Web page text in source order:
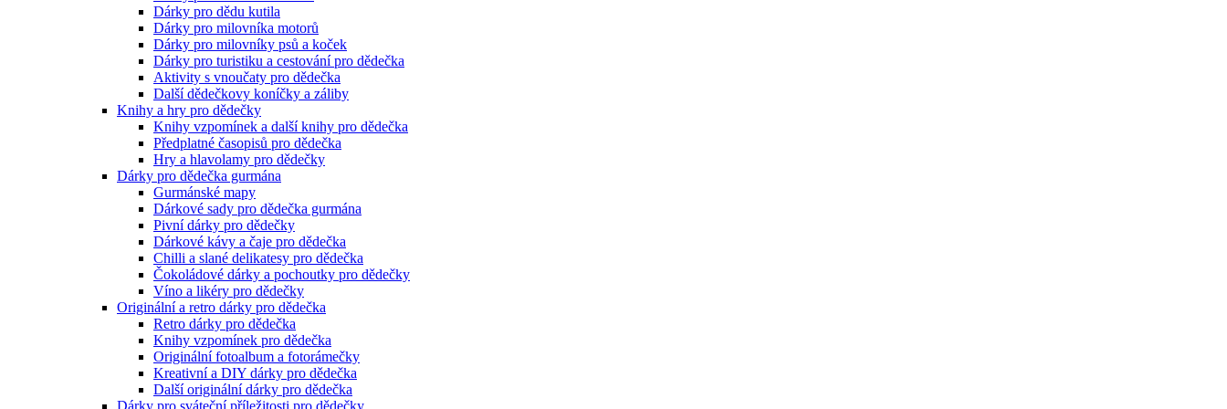
Dárky pro dědu kutila
Dárky pro milovníka motorů
Dárky pro milovníky psů a koček
Dárky pro turistiku a cestování pro dědečka
Aktivity s vnoučaty pro dědečka
Další dědečkovy koníčky a záliby
Knihy a hry pro dědečky
Knihy vzpomínek a další knihy pro dědečka
Předplatné časopisů pro dědečka
Hry a hlavolamy pro dědečky
Dárky pro dědečka gurmána
Gurmánské mapy
Dárkové sady pro dědečka gurmána
Pivní dárky pro dědečky
Dárkové kávy a čaje pro dědečka
Chilli a slané delikatesy pro dědečka
Čokoládové dárky a pochoutky pro dědečky
Víno a likéry pro dědečky
Originální a retro dárky pro dědečka
Retro dárky pro dědečka
Knihy vzpomínek pro dědečka
Originální fotoalbum a fotorámečky
Kreativní a DIY dárky pro dědečka
Další originální dárky pro dědečka
Dárky pro sváteční příležitosti pro dědečky